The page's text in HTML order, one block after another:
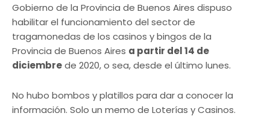
Gobierno de la Provincia de Buenos Aires dispuso
habilitar el funcionamiento del sector de
tragamonedas de los casinos y bingos de la
Provincia de Buenos Aires a partir del 14 de
diciembrede 2020, o sea, desde el último lunes.
No hubo bombos y platillos para dar a conocer la
información. Solo un memo de Loterías y Casinos.